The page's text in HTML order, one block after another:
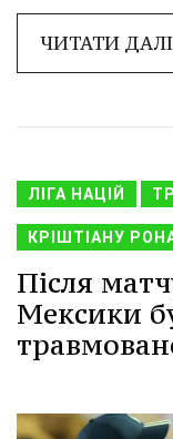
ЧИТАТИ ДАЛІ
ЛІГА НАЦІЙ
КРІШТІАНУ
Після
Мексики